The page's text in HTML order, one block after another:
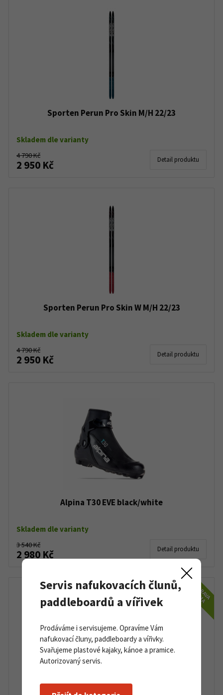
Sporten Perun Pro Skin M/H 22/23
Skladem dle varianty
4 790 Kč
2 950 Kč Detail produktu
Sporten Perun Pro Skin W M/H 22/23
Skladem dle varianty
4 790 Kč
2 950 Kč Detail produktu
Alpina T30 EVE black/white
Skladem dle varianty
3 540 Kč
2 980 Kč Detail produktu
DOPRAVA
ZDARMA
Servis nafukovacích člunů,
paddleboardů a vířivek
Prodáváme i servisujeme. Opravíme Vám
nafukovací čluny, paddleboardy a vířivky.
Svařujeme plastové kajaky, kánoe a pramice.
Autorizovaný servis.